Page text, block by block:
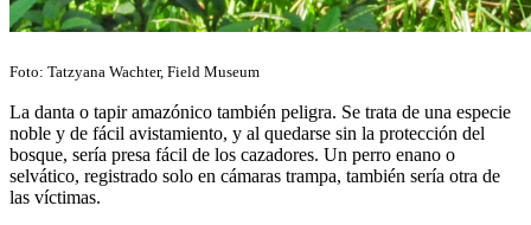
Foto: Tatzyana Wachter, Field Museum
La danta o tapir amazónico también peligra. Se trata de una especie
noble y de fácil avistamiento, y al quedarse sin la protección del
bosque, sería presa fácil de los cazadores. Un perro enano o
selvático, registrado solo en cámaras trampa, también sería otra de
las víctimas.